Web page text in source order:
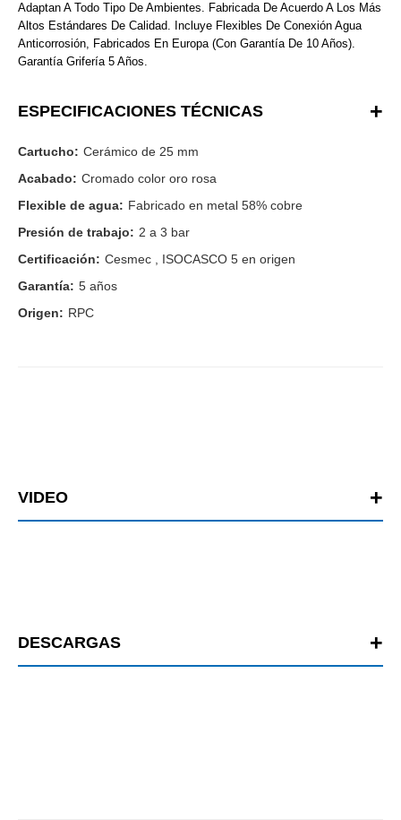
Adaptan A Todo Tipo De Ambientes. Fabricada De Acuerdo A Los Más
Altos Estándares De Calidad. Incluye Flexibles De Conexión Agua
Anticorrosión, Fabricados En Europa (Con Garantía De 10 Años).
Garantía Grifería 5 Años.
ESPECIFICACIONES TÉCNICAS
Cartucho: Cerámico de 25 mm
Acabado: Cromado color oro rosa
Flexible de agua: Fabricado en metal 58% cobre
Presión de trabajo: 2 a 3 bar
Certificación: Cesmec , ISOCASCO 5 en origen
Garantía: 5 años
Origen: RPC
VIDEO
DESCARGAS